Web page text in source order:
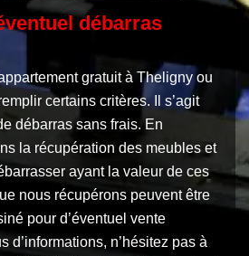
débarras
gratuit à Theligny ou
certains critères. Il s’agit
débarras sans frais. En
la récupération des meubles et
ayant la valeur de ces
nous récupérons peuvent être
pour d’éventuel vente
d’informations, n’hésitez pas à